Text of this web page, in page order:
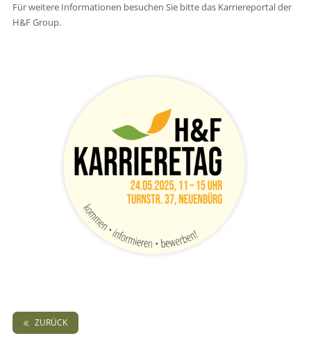
Für weitere Informationen besuchen Sie bitte das Karriereportal der
H&F Group.
ZURÜCK